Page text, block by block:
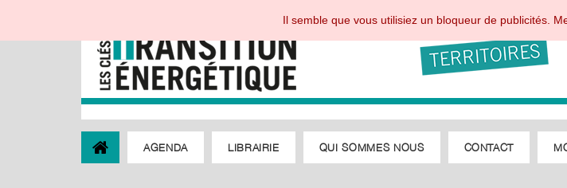
AGENDA LIBRAIRIE QUI SOMMES NOUS CONTACT
Il semble que vous utilisiez un bloqueur de publicités.